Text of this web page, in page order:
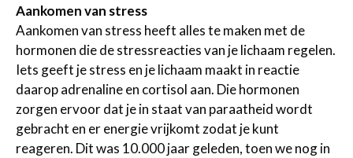
Aankomen van stress
Aankomen van stress heeft alles te maken met de
hormonen die de stressreacties van je lichaam regelen.
Iets geeft je stress en je lichaam maakt in reactie
daarop adrenaline en cortisol aan. Die hormonen
zorgen ervoor dat je in staat van paraatheid wordt
gebracht en er energie vrijkomt zodat je kunt
reageren. Dit was 10.000 jaar geleden, toen we nog in